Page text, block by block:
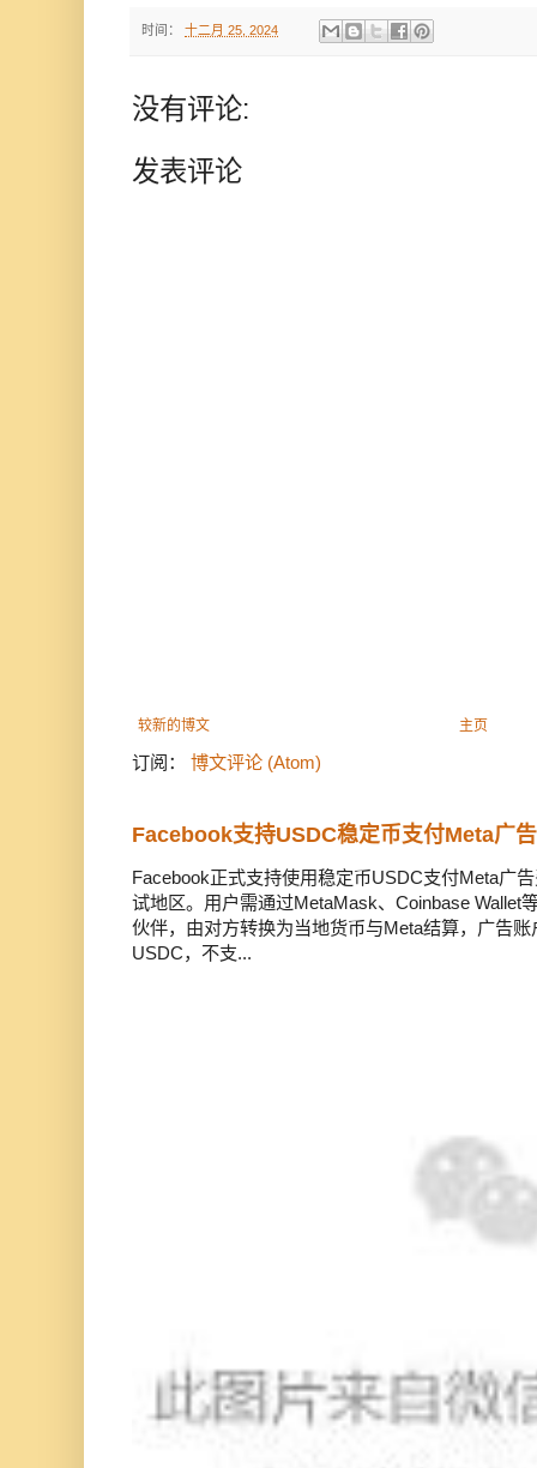
时间： 十二月 25, 2024
没有评论:
发表评论
较新的博文 主页
订阅： 博文评论 (Atom)
Facebook支持USDC稳定币支付Meta广
Facebook正式支持使用稳定币USDC支付Meta广
试地区。用户需通过MetaMask、Coinbase Wallet
伙伴，由对方转换为当地货币与Meta结算，广告
USDC，不支...